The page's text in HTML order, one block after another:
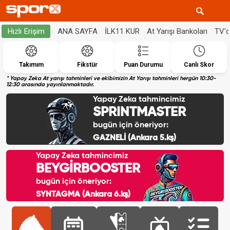
Hızlı Erişim ANA SAYFA İLK11 KUR At Yarışı Bankoları
Takımım Fikstür Puan Durumu Canlı Skor
* Yapay Zeka At yarışı tahminleri ve ekibimizin At Yarışı tahminleri hergün 10:30-
12:30 arasında yayınlanmaktadır.
Yapay Zeka tahmincimiz
SPRINTMASTER
bugün için öneriyor:
GAZNELİ (Ankara 5.kş)
Yapay Zeka tahmincimiz
BEYGİRBOOSTER
bugün için öneriyor:
SYNTAGMA (Ankara 6.kş)